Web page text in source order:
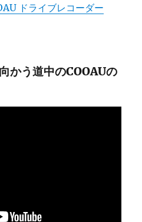
ドライブレコーダー
かう道中のCOOAUの